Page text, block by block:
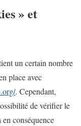
» et
un certain nombre
place avec
. Cependant,
de vérifier le
en conséquence